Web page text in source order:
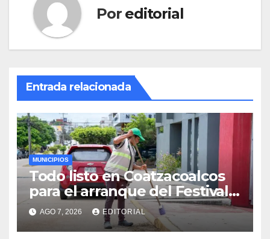
Por editorial
Entrada relacionada
MUNICIPIOS
Todo listo en Coatzacoalcos
para el arranque del Festival
del Mar 2026
AGO 7, 2026 EDITORIAL